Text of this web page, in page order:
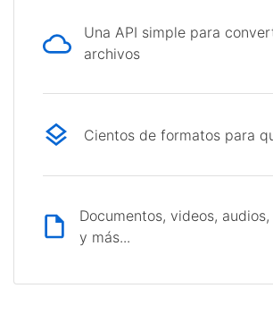
Una API simple para
archivos
Cientos de formatos para
Documentos, videos,
y más...